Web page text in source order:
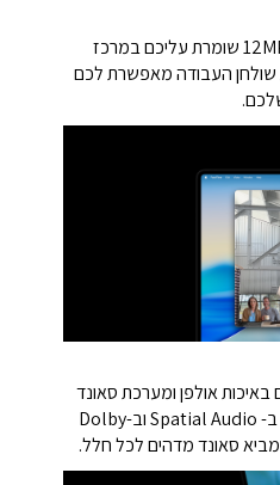
מצלמת ה-12MP Center Stage שומרת עליכם במרכז
שולחן העבודה מאפשרת לכם
אולפן ומערכת סאונד
של שישה רמקולים התומכת ב- Spatial Audio וב-Dolby